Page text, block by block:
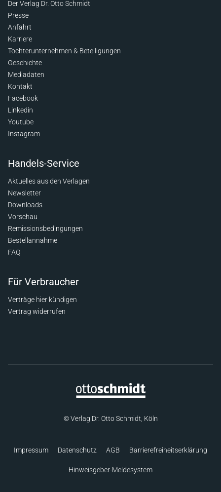
Der Verlag Dr. Otto Schmidt
Presse
Anfahrt
Karriere
Tochterunternehmen & Beteiligungen
Geschichte
Mediadaten
Kontakt
Facebook
Linkedin
Youtube
Instagram
Handels-Service
Aktuelles aus den Verlagen
Newsletter
Downloads
Vorschau
Remissionsbedingungen
Bestellannahme
FAQ
Für Verbraucher
Verträge hier kündigen
Vertrag widerrufen
© Verlag Dr. Otto Schmidt, Köln
Impressum Datenschutz AGB Barrierefreiheitserklärung
Hinweisgeber-Meldesystem